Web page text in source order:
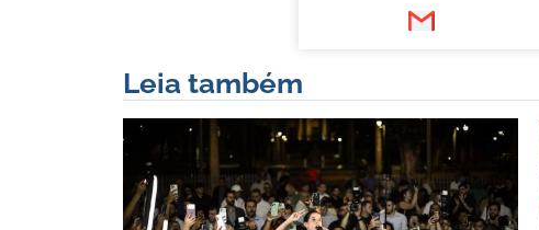
Leia também